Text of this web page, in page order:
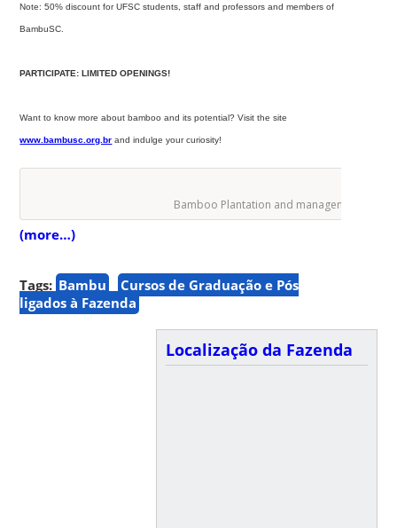
Note: 50% discount for UFSC students, staff and professors and members of
BambuSC.
PARTICIPATE: LIMITED OPENINGS!
Want to know more about bamboo and its potential? Visit the site
www.bambusc.org.br and indulge your curiosity!
Bamboo Plantation and management
(more…)
Tags: Bambu
Cursos de Graduação e Pós
ligados à Fazenda
Localização da Fazenda